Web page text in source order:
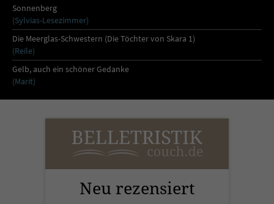
Sonnenberg
(Sylvias-Lesezimmer)
Die Meerglas-Schwestern (Die Töchter von Skara 1)
(Reile)
Gelb, auch ein schöner Gedanke
(Marit)
Neu rezensiert